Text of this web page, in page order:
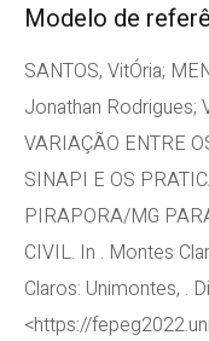
Modelo de
SANTOS, VitÓria;
Jonathan Rodrigues;
VARIAÇÃO ENTRE
SINAPI E OS
PIRAPORA/MG
CIVIL. In . Montes
Claros: Unimontes, .
<https://